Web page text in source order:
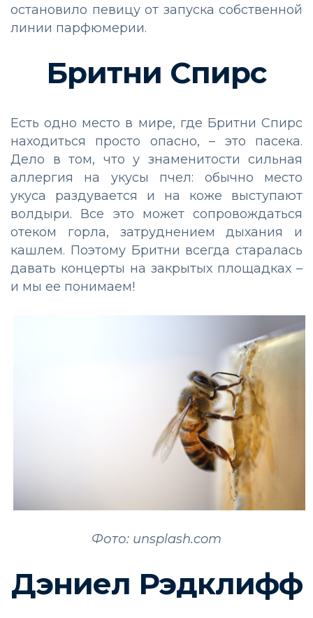
остановило певицу от запуска собственной
линии парфюмерии.
Бритни Спирс
Есть одно место в мире, где Бритни Спирс
находиться просто опасно, – это пасека.
Дело в том, что у знаменитости сильная
аллергия на укусы пчел: обычно место
укуса раздувается и на коже выступают
волдыри. Все это может сопровождаться
отеком горла, затруднением дыхания и
кашлем. Поэтому Бритни всегда старалась
давать концерты на закрытых площадках –
и мы ее понимаем!
Фото: unsplash.com
Дэниел Рэдклифф